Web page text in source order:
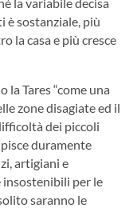
è sostanziale, più
la casa e più cresce
Tares “come una
zone disagiate ed il
dei piccoli
duramente
artigiani e
insostenibili per le
saranno le